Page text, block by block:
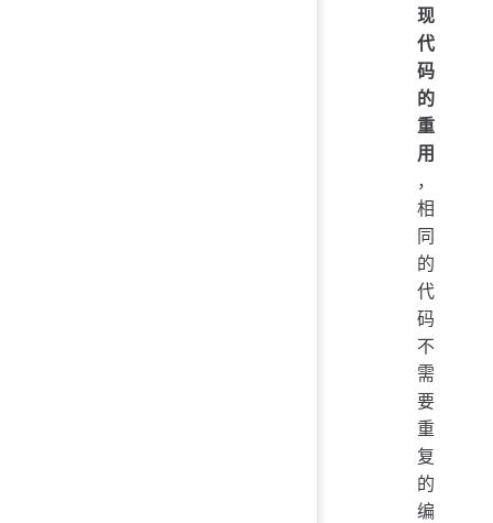
现
代
码
的
重
用
，
相
同
的
代
码
不
需
要
重
复
的
编